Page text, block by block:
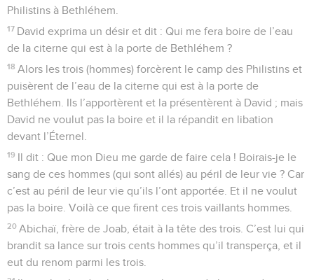
Philistins à Bethléhem.
17 David exprima un désir et dit : Qui me fera boire de l’eau
de la citerne qui est à la porte de Bethléhem ?
18 Alors les trois (hommes) forcèrent le camp des Philistins et
puisèrent de l’eau de la citerne qui est à la porte de
Bethléhem. Ils l’apportèrent et la présentèrent à David ; mais
David ne voulut pas la boire et il la répandit en libation
devant l’Éternel.
19 Il dit : Que mon Dieu me garde de faire cela ! Boirais-je le
sang de ces hommes (qui sont allés) au péril de leur vie ? Car
c’est au péril de leur vie qu’ils l’ont apportée. Et il ne voulut
pas la boire. Voilà ce que firent ces trois vaillants hommes.
20 Abichaï, frère de Joab, était à la tête des trois. C’est lui qui
brandit sa lance sur trois cents hommes qu’il transperça, et il
eut du renom parmi les trois.